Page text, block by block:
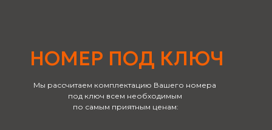
Мы рассчитаем комплектацию Вашего номера
под ключ всем необходимым
по самым приятным ценам:
НОМЕР ПОД КЛЮЧ